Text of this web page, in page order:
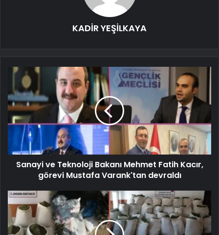
KADİR YEŞİLKAYA
Sanayi ve Teknoloji Bakanı Mehmet Fatih Kacır,
görevi Mustafa Varank'tan devraldı